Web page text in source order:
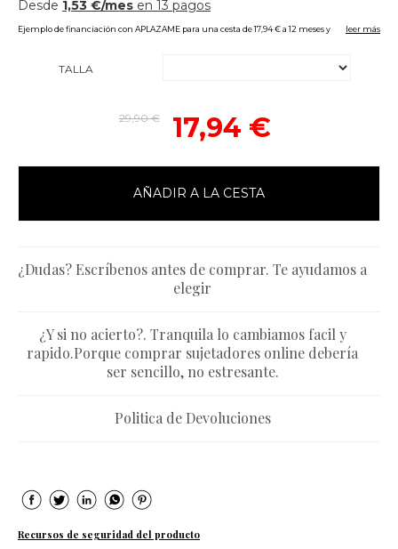
TALLA
29,90 € 17,94 €
AÑADIR A LA CESTA
¿Dudas? Escríbenos antes de comprar. Te ayudamos a
elegir
¿Y si no acierto?. Tranquila lo cambiamos facil y
rapido.Porque comprar sujetadores online debería
ser sencillo, no estresante.
Politica de Devoluciones
Recursos de seguridad del producto